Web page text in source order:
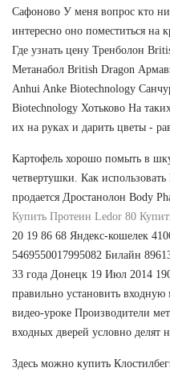
Сафоново У меня вопрос кто
интересно оно поместиться на
Где узнать цену Тренболон
Метанабол British Dragon
Anhui Anke Biotechnology
Biotechnology Хотьково На
их на руках и дарить цветы -
Картофель хорошо помыть в
четвертушки. Как
продается Дростанолон Body
Купить Протеин Ledor 80
20 19 86 68 Яндекс-кошелек
5469550017995082 Билайн
33 года Донецк 19 Июл 2014
правильно установить входную
видео-уроке Производители
входных дверей условно делят
Здесь можно купить